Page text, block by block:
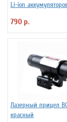
Li-ion
790 р.
Лазерный прицел
красный